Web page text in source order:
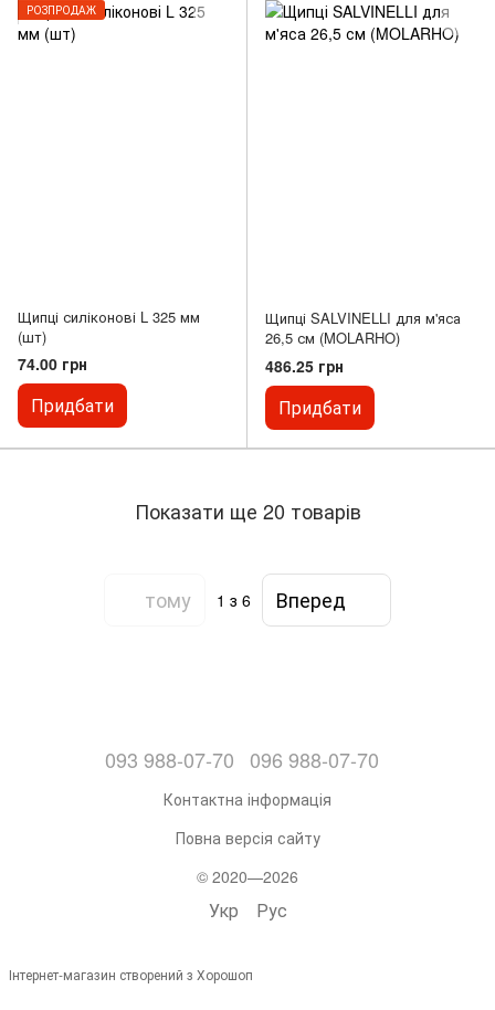
РОЗПРОДАЖ
Щипці силіконові L 325 мм
(шт)
74.00 грн
Придбати
Щипці SALVINELLI для м'яса
26,5 см (MOLARHO)
486.25 грн
Придбати
Показати ще 20 товарів
тому 1 з 6 Вперед
093 988-07-70 096 988-07-70
Контактна інформація
Повна версія сайту
© 2020—2026
Укр Рус
Інтернет-магазин створений з Хорошоп